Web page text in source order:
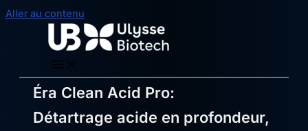
Aller au contenu
Éra Clean Acid Pro:
Détartrage acide en profondeur,